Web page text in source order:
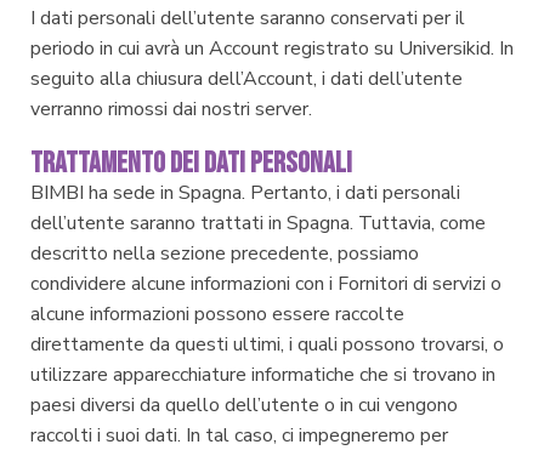
I dati personali dell’utente saranno conservati per il
periodo in cui avrà un Account registrato su Universikid. In
seguito alla chiusura dell’Account, i dati dell’utente
verranno rimossi dai nostri server.
TRATTAMENTO DEI DATI PERSONALI
BIMBI ha sede in Spagna. Pertanto, i dati personali
dell’utente saranno trattati in Spagna. Tuttavia, come
descritto nella sezione precedente, possiamo
condividere alcune informazioni con i Fornitori di servizi o
alcune informazioni possono essere raccolte
direttamente da questi ultimi, i quali possono trovarsi, o
utilizzare apparecchiature informatiche che si trovano in
paesi diversi da quello dell’utente o in cui vengono
raccolti i suoi dati. In tal caso, ci impegneremo per